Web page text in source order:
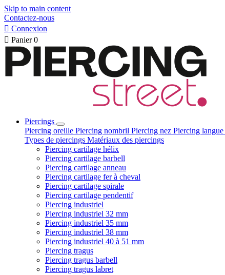
Skip to main content
Contactez-nous
 Connexion
 Panier 0
Piercings
Piercing oreille Piercing nombril Piercing nez Piercing langue
Types de piercings Matériaux des piercings
Piercing cartilage hélix
Piercing cartilage barbell
Piercing cartilage anneau
Piercing cartilage fer à cheval
Piercing cartilage spirale
Piercing cartilage pendentif
Piercing industriel
Piercing industriel 32 mm
Piercing industriel 35 mm
Piercing industriel 38 mm
Piercing industriel 40 à 51 mm
Piercing tragus
Piercing tragus barbell
Piercing tragus labret